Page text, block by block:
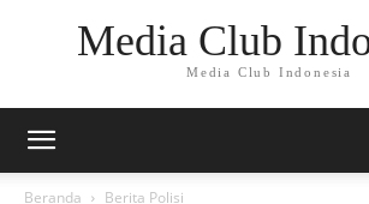
Media Club
Media Club Indonesia
Beranda Berita Polisi